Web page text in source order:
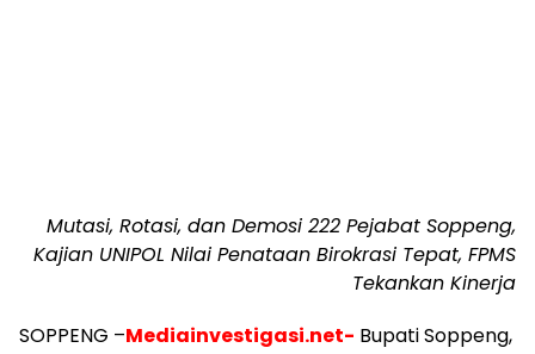
Mutasi, Rotasi, dan Demosi 222 Pejabat Soppeng,
Kajian UNIPOL Nilai Penataan Birokrasi Tepat, FPMS
Tekankan Kinerja
SOPPENG –Mediainvestigasi.net- Bupati Soppeng,